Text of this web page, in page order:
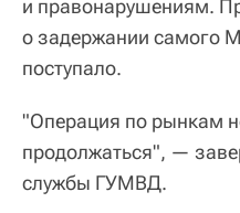
и правонарушениям.
о задержании самого
поступало.
"Операция по рынкам
продолжаться", —
службы ГУМВД.